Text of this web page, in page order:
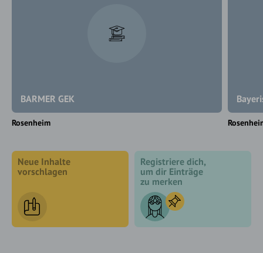
BARMER GEK
Rosenheim
Neue Inhalte
vorschlagen
Registriere dich,
um dir Einträge
zu merken